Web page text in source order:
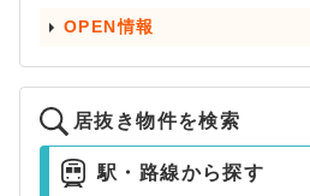
OPEN情報
居抜き物件を検索
駅・路線から探す